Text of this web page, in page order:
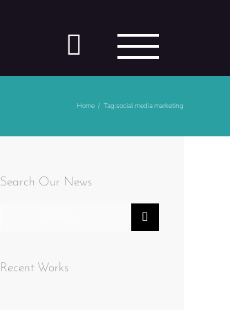
Home Tag:social media marketing
Search Our News
Recent Works